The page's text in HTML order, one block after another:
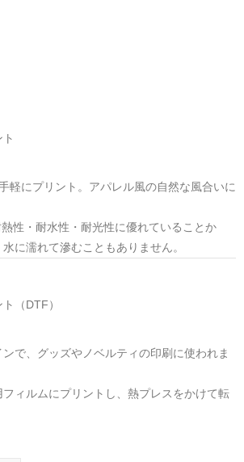
軽にプリント。アパレル風の自然な風合いに
性・耐水性・耐光性に優れていることか
に濡れて滲むこともありません。
（DTF）
で、グッズやノベルティの印刷に使われま
ィルムにプリントし、熱プレスをかけて転